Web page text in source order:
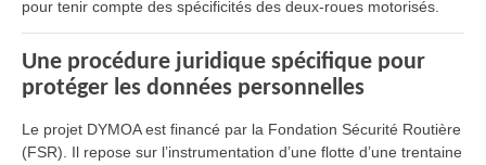
pour tenir compte des spécificités des deux-roues motorisés.
Une procédure juridique spécifique pour
protéger les données personnelles
Le projet DYMOA est financé par la Fondation Sécurité Routière
(FSR). Il repose sur l’instrumentation d’une flotte d’une trentaine